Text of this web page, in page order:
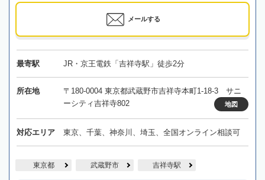
メールする
最寄駅 JR・京王電鉄「吉祥寺駅」徒歩2分
所在地
〒180-0004 東京都武蔵野市吉祥寺本町1-18-3 サニ
ーシティ吉祥寺802
地図
対応エリア 東京、千葉、神奈川、埼玉、全国オンライン相談可
東京都 武蔵野市 吉祥寺駅